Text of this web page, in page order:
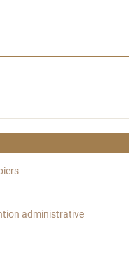
administrative